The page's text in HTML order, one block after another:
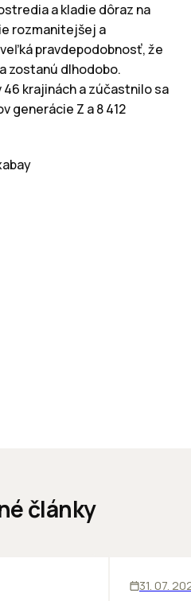
a kladie dôraz na
rozmanitejšej a
pravdepodobnosť, že
zostanú dlhodobo.
krajinách a zúčastnilo sa
generácie Z a 8 412
články
31. 07.